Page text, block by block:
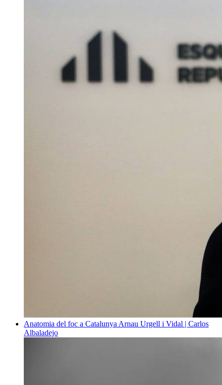
Anatomia del foc a Catalunya Arnau Urgell i Vidal | Carlos
Albaladejo